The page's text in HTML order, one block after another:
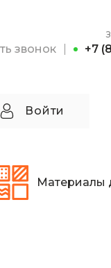
звонок +7
Войти
Материалы